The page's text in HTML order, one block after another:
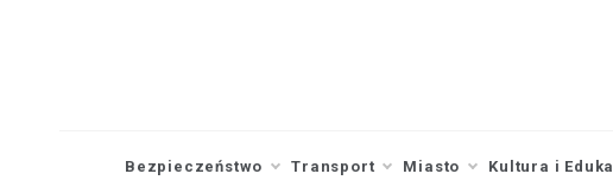
Bezpieczeństwo Transport Miasto Kultura i